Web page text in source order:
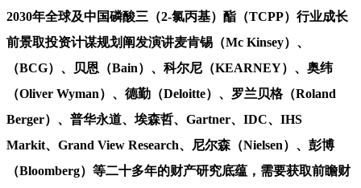
2030年全球及中国磷酸三（2-氯丙基）酯（TCPP）行业成长
前景取投资计谋规划阐发演讲麦肯锡（Mc Kinsey）、
（BCG）、贝恩（Bain）、科尔尼（KEARNEY）、奥纬
（Oliver Wyman）、德勤（Deloitte）、罗兰贝格（Roland
Berger）、普华永道、埃森哲、Gartner、IDC、IHS
Markit、Grand View Research、尼尔森（Nielsen）、彭博
（Bloomberg）等二十多年的财产研究底蕴，需要获取前瞻财